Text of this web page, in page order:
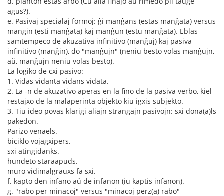
agus?).
e. Pasivaj specialaj formoj: ĝi manĝans (estas manĝata) versus
mangin (esti manĝata) kaj manĝun (estu manĝata). Eblas
samtempeco de akuzativa infinitivo (manĝuj) kaj pasiva
infinitivo (manĝin), do "manĝujn" (neniu besto volas manĝujn,
aŭ, manĝujn neniu volas besto).
La logiko de cxi pasivo:
1. Vidas vidanta vidans vidata.
2. La -n de akuzativo aperas en la fino de la pasiva verbo, kiel
restajxo de la malaperinta objekto kiu igxis subjekto.
3. Tiu ideo povas klarigi aliajn strangajn pasivojn: sxi dona(a)ls
pakedon.
Parizo venaels.
biciklo vojagxipers.
sxi atingidanks.
hundeto staraapuds.
muro vidimalgrauxs fa sxi.
f. kapto den infano aŭ de infanon (iu kaptis infanon).
g. "rabo per minacoj" versus "minacoj perz(a) rabo"